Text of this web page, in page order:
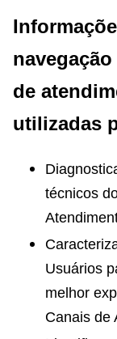
de
utilizadas
técnicos
Usuários
melhor
Canais de